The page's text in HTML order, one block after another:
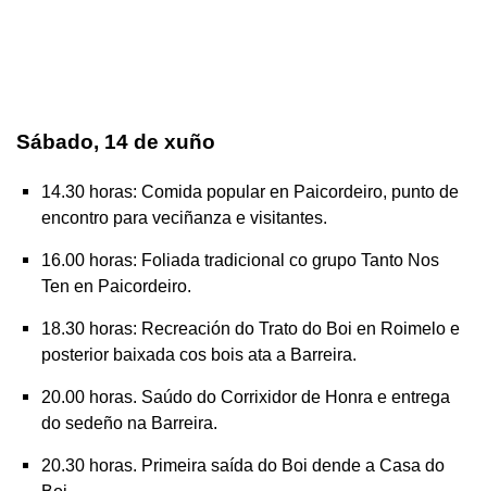
Sábado, 14 de xuño
14.30 horas: Comida popular en Paicordeiro, punto de
encontro para veciñanza e visitantes.
16.00 horas: Foliada tradicional co grupo Tanto Nos
Ten en Paicordeiro.
18.30 horas: Recreación do Trato do Boi en Roimelo e
posterior baixada cos bois ata a Barreira.
20.00 horas. Saúdo do Corrixidor de Honra e entrega
do sedeño na Barreira.
20.30 horas. Primeira saída do Boi dende a Casa do